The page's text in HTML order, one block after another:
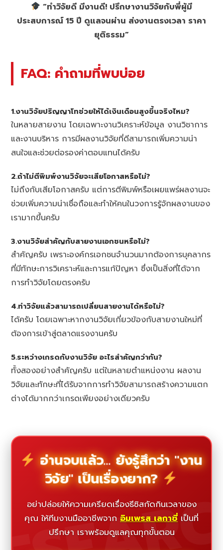
“ทำวิจัยดี มีงานดี! ปรึกษางานวิจัยกับพี่ผู้มี
ประสบการณ์ 15 ปี ดูแลจนผ่าน ส่งงานตรงเวลา ราคา
ยุติธรรม”
FAQ: คำถามที่พบบ่อย
1.งานวิจัยปริญญาโทช่วยให้ได้เงินเดือนสูงขึ้นจริงไหม?
ในหลายสายงาน โดยเฉพาะงานวิเคราะห์ข้อมูล งานวิชาการ
และงานบริหาร การมีผลงานวิจัยที่ดีสามารถเพิ่มความน่า
สนใจและช่วยต่อรองค่าตอบแทนได้ครับ
2.ถ้าไม่ตีพิมพ์งานวิจัยจะเสียโอกาสหรือไม่?
ไม่ถึงกับเสียโอกาสครับ แต่การตีพิมพ์หรือเผยแพร่ผลงานจะ
ช่วยเพิ่มความน่าเชื่อถือและทำให้คนในวงการรู้จักผลงานของ
เรามากขึ้นครับ
3.งานวิจัยสำคัญกับสายงานเอกชนหรือไม่?
สำคัญครับ เพราะองค์กรเอกชนจำนวนมากต้องการบุคลากร
ที่มีทักษะการวิเคราะห์และการแก้ปัญหา ซึ่งเป็นสิ่งที่ได้จาก
การทำวิจัยโดยตรงครับ
4.ทำวิจัยแล้วสามารถเปลี่ยนสายงานได้หรือไม่?
ได้ครับ โดยเฉพาะหากงานวิจัยเกี่ยวข้องกับสายงานใหม่ที่
ต้องการเข้าสู่ตลาดแรงงานครับ
5.ระหว่างเกรดกับงานวิจัย อะไรสำคัญกว่ากัน?
ทั้งสองอย่างสำคัญครับ แต่ในหลายตำแหน่งงาน ผลงาน
วิจัยและทักษะที่ได้รับจากการทำวิจัยสามารถสร้างความแตก
ต่างได้มากกว่าเกรดเพียงอย่างเดียวครับ
อ่านจบแล้ว... ยังรู้สึกว่า "งาน
วิจัย" เป็นเรื่องยาก?
อย่าปล่อยให้ความเครียดเรื่องธีซิสกัดกินเวลาของ
คุณ ให้ทีมงานมืออาชีพจาก อิมเพรส เลกาซี่ เป็นที่
ปรึกษา เราพร้อมดูแลคุณทุกขั้นตอน